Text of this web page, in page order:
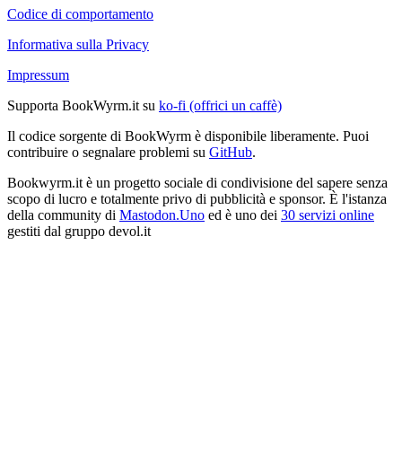
Codice di comportamento
Informativa sulla Privacy
Impressum
Supporta BookWyrm.it su ko-fi (offrici un caffè)
Il codice sorgente di BookWyrm è disponibile liberamente. Puoi
contribuire o segnalare problemi su GitHub.
Bookwyrm.it è un progetto sociale di condivisione del sapere senza
scopo di lucro e totalmente privo di pubblicità e sponsor. È l'istanza
della community di Mastodon.Uno ed è uno dei 30 servizi online
gestiti dal gruppo devol.it